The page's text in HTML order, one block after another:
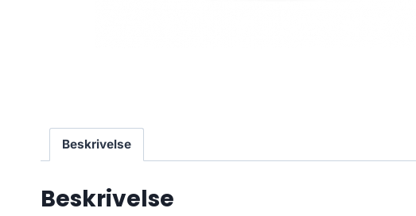
Beskrivelse
Beskrivelse